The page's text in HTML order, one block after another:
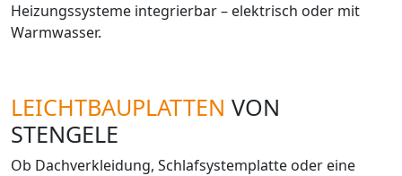
Heizungssysteme integrierbar – elektrisch oder mit
Warmwasser.
LEICHTBAUPLATTEN VON
STENGELE
Ob Dachverkleidung, Schlafsystemplatte oder eine